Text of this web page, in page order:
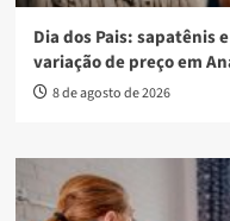
Dia dos Pais: sapatênis
variação de preço em
8 de agosto de 2026